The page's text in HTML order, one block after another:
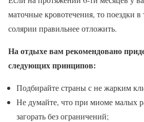
маточные кровотечения, то поездки
солярии правильнее отложить.
На отдыхе вам рекомендовано
следующих принципов:
Подбирайте страны с не жарким
Не думайте, что при миоме малых
загорать без ограничений;